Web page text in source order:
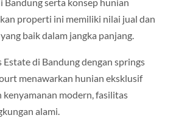
properti ini memiliki nilai jual dan
baik dalam jangka panjang.
Estate di Bandung dengan springs
menawarkan hunian eksklusif
kenyamanan modern, fasilitas
alami.